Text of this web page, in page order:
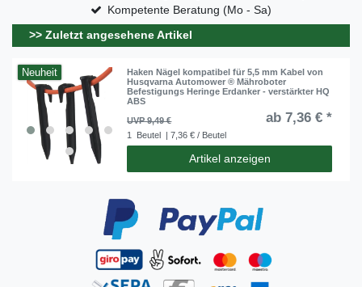
Kompetente Beratung (Mo - Sa)
>> Zuletzt angesehene Artikel
Neuheit
Haken Nägel kompatibel für 5,5 mm Kabel von
Husqvarna Automower ® Mähroboter
Befestigungs Heringe Erdanker - verstärkter HQ
ABS
UVP 9,49 €
ab 7,36 € *
1 Beutel | 7,36 € / Beutel
Artikel anzeigen